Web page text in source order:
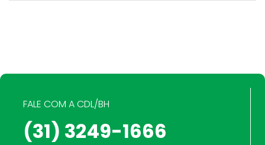
FALE COM A CDL/BH
(31) 3249-1666